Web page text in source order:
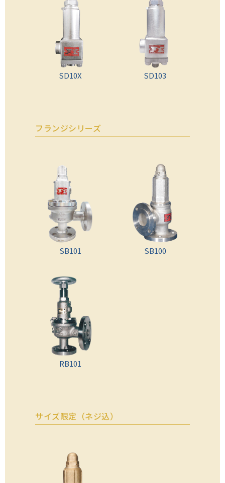
SD10X SD103
フランジシリーズ
SB101 SB100
RB101
サイズ限定（ネジ込）